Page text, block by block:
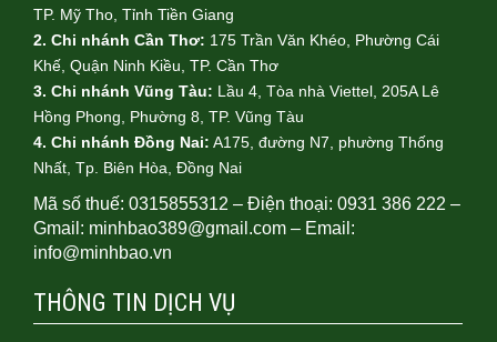
TP. Mỹ Tho, Tỉnh Tiền Giang
2. Chi nhánh Cần Thơ: 175 Trần Văn Khéo, Phường Cái
Khế, Quận Ninh Kiều, TP. Cần Thơ
3. Chi nhánh Vũng Tàu: Lầu 4, Tòa nhà Viettel, 205A Lê
Hồng Phong, Phường 8, TP. Vũng Tàu
4. Chi nhánh Đồng Nai: A175, đường N7, phường Thống
Nhất, Tp. Biên Hòa, Đồng Nai
Mã số thuế: 0315855312 – Điện thoại: 0931 386 222 –
Gmail: minhbao389@gmail.com – Email:
info@minhbao.vn
THÔNG TIN DỊCH VỤ